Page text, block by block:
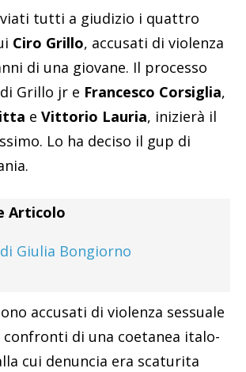
tutti a giudizio i quattro
Ciro Grillo, accusati di violenza
di una giovane. Il processo
Grillo jr e Francesco Corsiglia,
e Vittorio Lauria, inizierà il
Lo ha deciso il gup di
Articolo
Giulia Bongiorno
accusati di violenza sessuale
di una coetanea italo-
cui denuncia era scaturita